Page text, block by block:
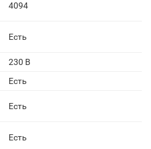
4094
Есть
230 В
Есть
Есть
Есть